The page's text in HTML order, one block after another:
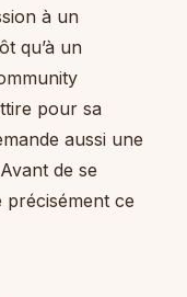
à un
qu’à un
pour sa
aussi une
de se
ce